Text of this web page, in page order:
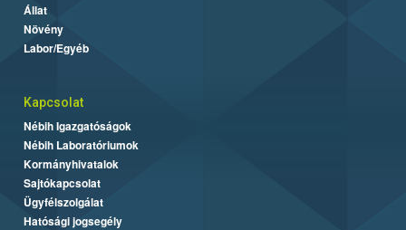
Állat
Növény
Labor/Egyéb
Kapcsolat
Nébih Igazgatóságok
Nébih Laboratóriumok
Kormányhivatalok
Sajtókapcsolat
Ügyfélszolgálat
Hatósági jogsegély